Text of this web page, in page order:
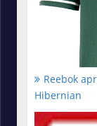
Reebok
Hibernian